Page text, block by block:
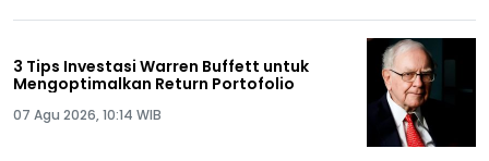
3 Tips Investasi Warren Buffett untuk
Mengoptimalkan Return Portofolio
07 Agu 2026, 10:14 WIB